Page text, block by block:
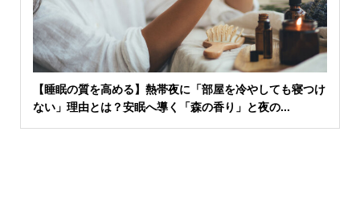
【睡眠の質を高める】熱帯夜に「部屋を冷やしても寝つけ
ない」理由とは？安眠へ導く「森の香り」と夜の...